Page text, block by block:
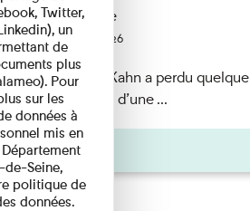
permanente
2026 au 15/08/2026
qu’Albert Kahn a perdu quelque
Accompagnés d’une ...
Twitter,
un
de
plus
Pour
sur les
données à
mis en
de-Seine,
politique de
données.